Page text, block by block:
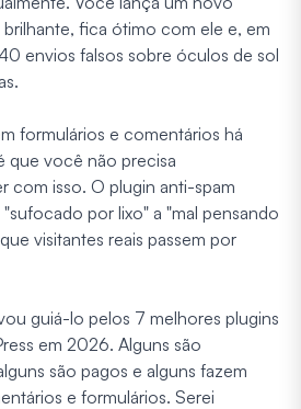
fica ótimo com ele e, em
envios falsos sobre óculos de sol
formulários e comentários há
que você não precisa
com isso. O plugin anti-spam
por lixo" a "mal pensando
visitantes reais passem por
guiá-lo pelos 7 melhores plugins
em 2026. Alguns são
são pagos e alguns fazem
e formulários. Serei